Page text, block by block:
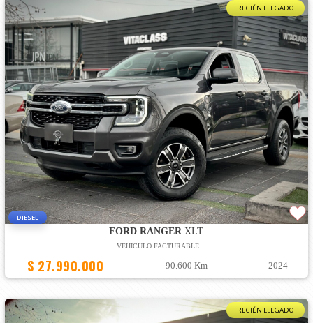
RECIÉN LLEGADO
DIESEL
FORD RANGER XLT
VEHICULO FACTURABLE
$ 27.990.000 90.600 Km 2024
RECIÉN LLEGADO